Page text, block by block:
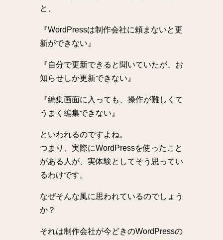
と、
『WordPressは制作会社に頼まないと更
新ができない』
『自分で更新できると聞いていたが、お
知らせしか更新できない』
『編集画面に入っても、操作が難しくて
うまく編集できない』
といわれるのですよね。
つまり、実際にWordPressを使ったこと
がある人が、実体験としてそう思ってい
るわけです。
なぜそんな風に思われているのでしょう
か？
それは制作会社が今どきのWordPressの